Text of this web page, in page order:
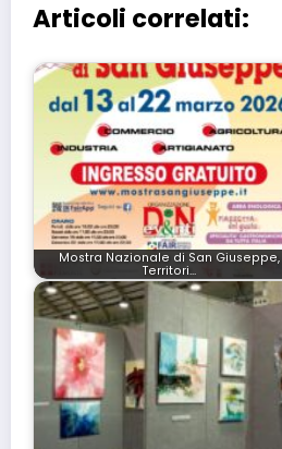
Articoli correlati:
Mostra Nazionale di San Giuseppe,
Territori…